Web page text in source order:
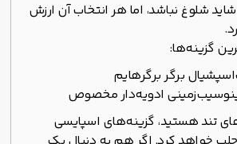
شلوغ نباشد، اما هر انتخاب آن ارزش
گزینه‌ها:
اسپشیال برگر برگرهایم
سیب‌زمینی ادویه‌دار مخصوص
تند هستید، گزینه‌های اسپایسی